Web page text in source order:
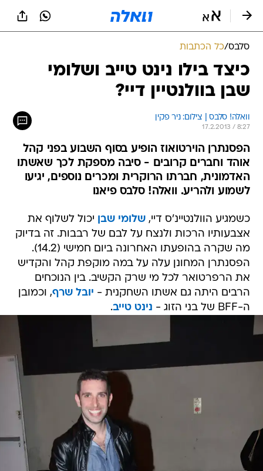
סלבס/כל הכתבות
כיצד בילו נינט טייב ושלומי
שבן בוולנטיין דיי?
וואלה! סלבס | צילום: ניר פקין
17.2.2013 / 8:27
הפסנתרן הוירטואוז הופיע בסוף השבוע בפני קהל
אוהד וחברים קרובים - סיבה מספקת לכך שאשתו
האדמונית, חברתו הרוקרית ומכרים נוספים, יגיעו
לשמוע ולהריע. וואלה! סלבס פיאנו
כשמגיע הוולנטיינ'ס דיי,שלומי שבן יכול לשלוף את
אצבעותיו הרכות ולנצח על לבם של רבבות. זה בדיוק
מה שקרה בהופעתו האחרונה ביום חמישי (14.2).
הפסנתרן המחונן עלה על במה מוקפת קהל והקדיש
את הרפרטואר לכל מי שרק הקשיב. בין הנוכחים
הרבים היתה גם אשתו השחקנית - יובל שרף, וכמובן
ה-BFF של בני הזוג -
נינט טייב.